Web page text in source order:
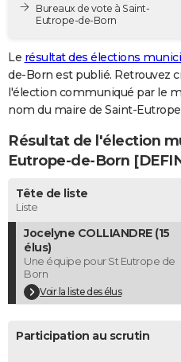
Destinations
City break
Voyage nature
Voyage de noces
Forum
PHOTO
GUIDES D'ACHAT
CARTE DE VOEUX
Carte de Noël
Carte Bonne année
Carte Saint-Valentin
Carte Pâques
Carte d'anniversaire
DICTIONNAIRE
COPAINS D'AVANT
S'inscrire
Se connecter
Lycées
Collèges
Primaires
Universités
Entreprises
Service militaire
Avis de recherche
AVIS DE DÉCÈS
FORUM
Bricolage
Lifestyle
Culture
Sport
Auto
Television
Voyage
Cinema
Bureaux de vote à Saint-
Eutrope-de-Born
Le résultat des élections
de-Born est publié. Retrouvez
l'élection communiqué par le
nom du maire de Saint-
Résultat de l'élection
Eutrope-de-Born
Tête de liste
Liste
Jocelyne COLLIANDRE (15
élus)
Une équipe pour St Eutrope de
Born
Voir la liste des élus
Participation au scrutin